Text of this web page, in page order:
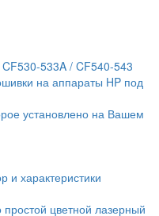
533A / CF540-543
на аппараты HP под
установлено на Вашем
и характеристики
цветной лазерный